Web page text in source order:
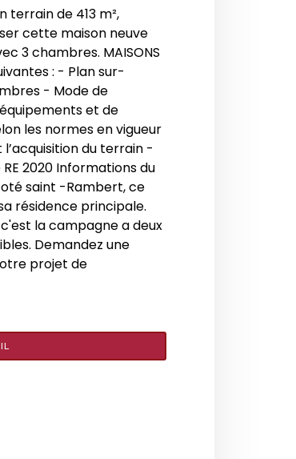
terrain de 413 m²,
cette maison neuve
3 chambres. MAISONS
: - Plan sur-
- Mode de
et de
les normes en vigueur
du terrain -
2020 Informations du
saint -Rambert, ce
résidence principale.
la campagne a deux
Demandez une
projet de